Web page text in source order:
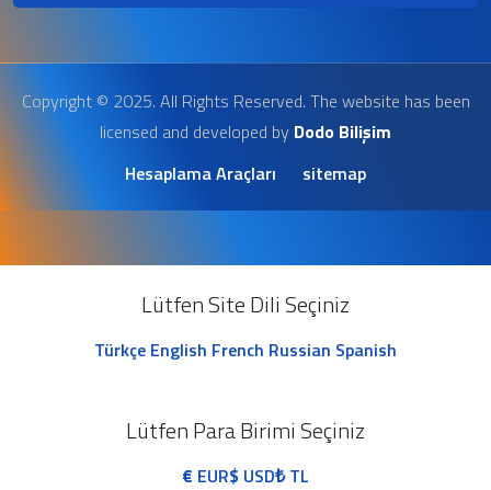
Copyright © 2025. All Rights Reserved. The website has been
licensed and developed by Dodo Bilişim
Hesaplama Araçları
sitemap
Lütfen Site Dili Seçiniz
Türkçe English French Russian Spanish
Lütfen Para Birimi Seçiniz
€ EUR$ USD₺TL